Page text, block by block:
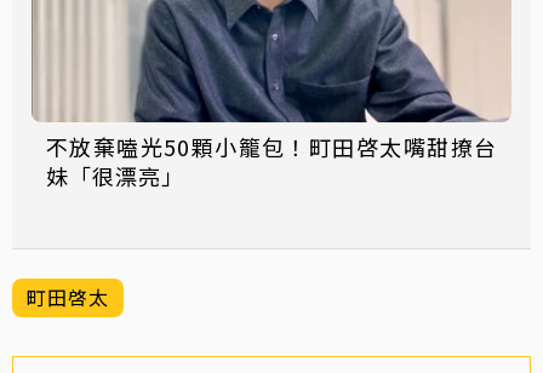
不放棄嗑光50顆小籠包！町田啓太嘴甜撩台
妹「很漂亮」
町田啓太